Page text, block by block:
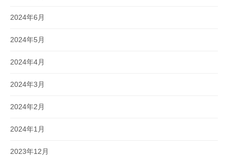
2024年6月
2024年5月
2024年4月
2024年3月
2024年2月
2024年1月
2023年12月